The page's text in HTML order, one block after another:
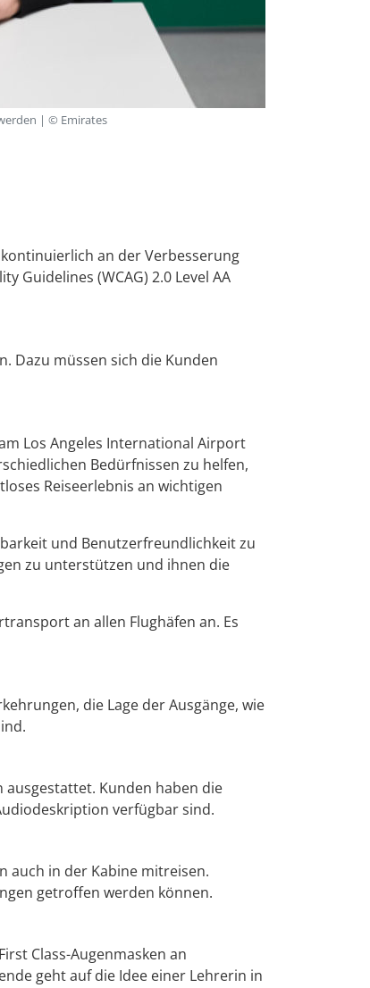
| © Emirates
an der Verbesserung
Guidelines (WCAG) 2.0 Level AA
Dazu müssen sich die Kunden
Los Angeles International Airport
Bedürfnissen zu helfen,
Reiseerlebnis an wichtigen
und Benutzerfreundlichkeit zu
zu unterstützen und ihnen die
an allen Flughäfen an. Es
die Lage der Ausgänge, wie
Kunden haben die
verfügbar sind.
auch in der Kabine mitreisen.
getroffen werden können.
Class-Augenmasken an
geht auf die Idee einer Lehrerin in